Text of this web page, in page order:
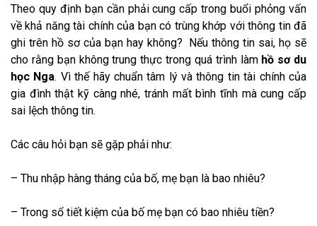
Theo quy định bạn cần phải cung cấp trong buổi phỏng vấn
về khả năng tài chính của bạn có trùng khớp với thông tin đã
ghi trên hồ sơ của bạn hay không? Nếu thông tin sai, họ sẽ
cho rằng bạn không trung thực trong quá trình làm hồ sơ du
học Nga. Vì thế hãy chuẩn tâm lý và thông tin tài chính của
gia đình thật kỹ càng nhé, tránh mất bình tĩnh mà cung cấp
sai lệch thông tin.
Các câu hỏi bạn sẽ gặp phải như:
– Thu nhập hàng tháng của bố, mẹ bạn là bao nhiêu?
– Trong sổ tiết kiệm của bố mẹ bạn có bao nhiêu tiền?